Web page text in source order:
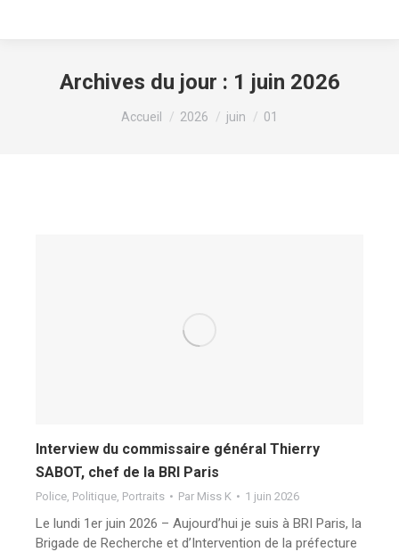
Archives du jour : 1 juin 2026
Vous êtes ici :
Accueil 2026 juin 01
Interview du commissaire général Thierry
SABOT, chef de la BRI Paris
Police Politique Portraits Par Miss K 1 juin 2026
Le lundi 1er juin 2026 – Aujourd’hui je suis à BRI Paris, la
Brigade de Recherche et d’Intervention de la préfecture